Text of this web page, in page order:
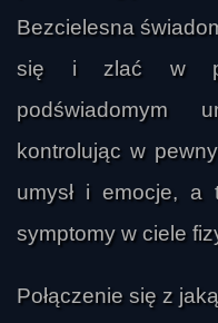
Bezcielesna
się i zlać w
podświadomym
kontrolując w
umysł i emocje, a
symptomy w ciele
Połączenie się z